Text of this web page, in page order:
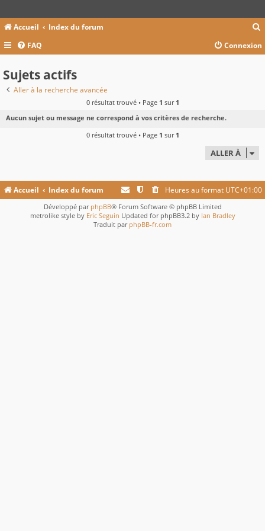
Accueil Index du forum
c
FAQ Connexion
Sujets actifs
Aller à la recherche avancée
0 résultat trouvé • Page 1 sur 1
Aucun sujet ou message ne correspond à vos critères de recherche.
0 résultat trouvé • Page 1 sur 1
ALLER À
Accueil Index du forum Heures au format UTC+01:00
Développé par phpBB® Forum Software © phpBB Limited
metrolike style by Eric Seguin Updated for phpBB3.2 by Ian Bradley
Traduit par phpBB-fr.com